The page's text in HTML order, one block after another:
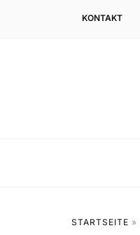
KONTAKT
STARTSEITE »